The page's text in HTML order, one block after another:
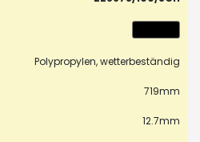
Polypropylen, wetterbeständig
719mm
12.7mm